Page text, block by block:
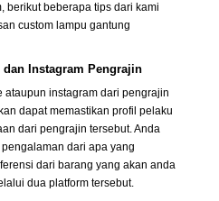
berikut beberapa tips dari kami
custom lampu gantung
dan Instagram Pengrajin
ataupun instagram dari pengrajin
dapat memastikan profil pelaku
dari pengrajin tersebut. Anda
dari apa yang
dari barang yang akan anda
dua platform tersebut.